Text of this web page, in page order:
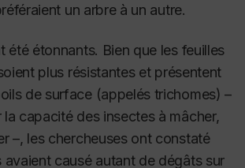
un arbre à un autre.
été étonnants. Bien que les feuilles
plus résistantes et présentent
de surface (appelés trichomes) –
la capacité des insectes à mâcher,
–, les chercheuses ont constaté
avaient causé autant de dégâts sur